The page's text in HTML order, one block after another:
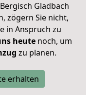
Gladbach
zögern Sie nicht,
in Anspruch zu
heutenoch, um
zu planen.
erhalten